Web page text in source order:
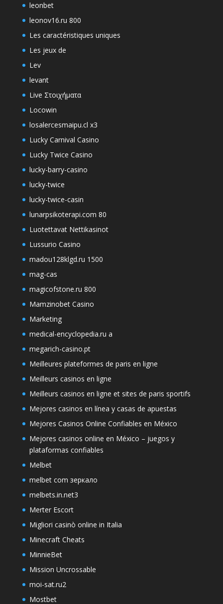
leonbet
leonov16.ru 800
Les caractéristiques uniques
Les jeux de
Lev
levant
Live Στοιχήματα
Locowin
losalercesmaipu.cl x3
Lucky Carnival Casino
Lucky Twice Casino
lucky-barry-casino
lucky-twice
lucky-twice-casin
lunarpsikoterapi.com 80
Luotettavat Nettikasinot
Lussurio Casino
madou128klgd.ru 1500
mag-cas
magicofstone.ru 800
Mamzinobet Casino
Marketing
medical-encyclopedia.ru a
megarich-casino.pt
Meilleures plateformes de paris en ligne
Meilleurs casinos en ligne
Meilleurs casinos en ligne et sites de paris sportifs
Mejores casinos en línea y casas de apuestas
Mejores Casinos Online Confiables en México
Mejores casinos online en México – juegos y
plataformas confiables
Melbet
melbet com зеркало
melbets.in.net3
Merter Escort
Migliori casinò online in Italia
Minecraft Cheats
MinnieBet
Mission Uncrossable
moi-sat.ru2
Mostbet